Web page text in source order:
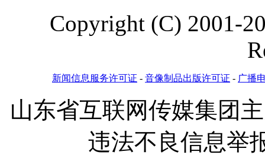
Copyright (C) 2001-
新闻信息服务许可证 - 音像制品出版许可证 - 广播
山东省互联网传媒集团
违法不良信息举